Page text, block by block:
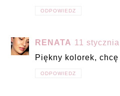
ODPOWIEDZ
RENATA 11
Piękny kolorek, chcę
ODPOWIEDZ